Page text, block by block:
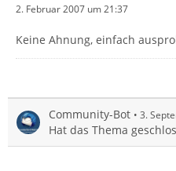
2. Februar 2007 um 21:37
Keine Ahnung, einfach
Community-Bot 3.
Hat das Thema